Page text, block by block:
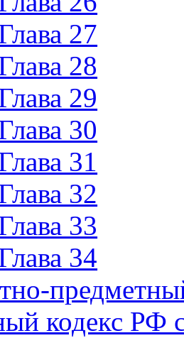
27
28
29
30
31
32
33
34
кодекс РФ